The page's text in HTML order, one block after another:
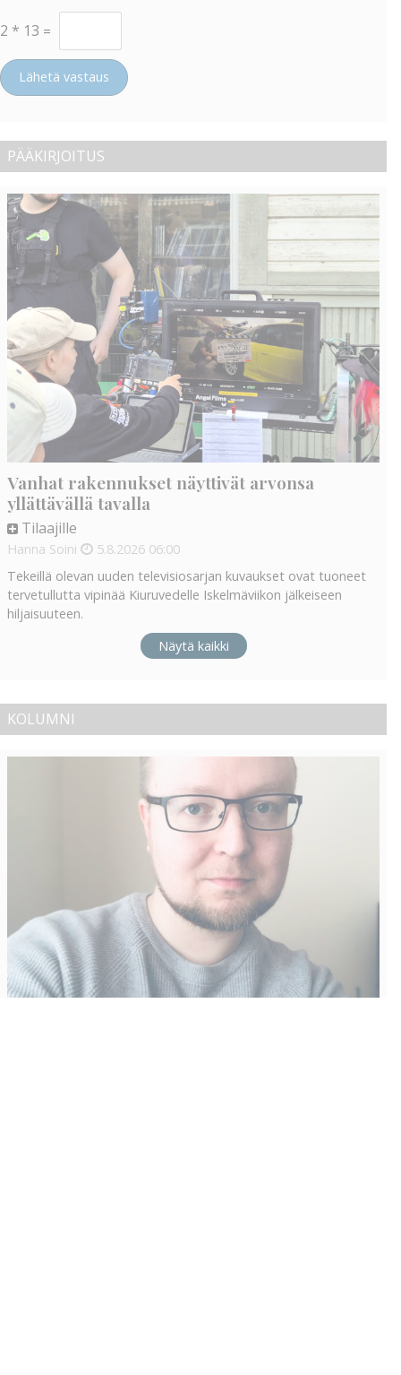
2 * 13 =
Lähetä vastaus
PÄÄKIRJOITUS
Vanhat rakennukset näyttivät arvonsa
yllättävällä tavalla
Tilaajille
Hanna Soini 5.8.2026 06:00
Tekeillä olevan uuden televisiosarjan kuvaukset ovat tuoneet
tervetullutta vipinää Kiuruvedelle Iskelmäviikon jälkeiseen
hiljaisuuteen.
Näytä kaikki
KOLUMNI